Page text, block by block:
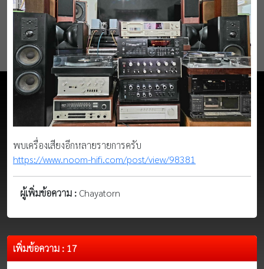
พบเครื่องเสียงอีกหลายรายการครับ
https://www.noom-hifi.com/post/view/98381
ผู้เพิ่มข้อความ : Chayatorn
เพิ่มข้อความ : 17